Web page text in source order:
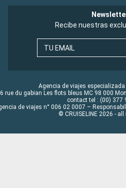
Recibe nuestras
TU EMAIL
Agencia de viajes especializada
rue du gabian Les flots bleus MC 98 000
contact tel : (00) 377
de viajes n° 006 02 0007 –
© CRUISELINE 2026 -